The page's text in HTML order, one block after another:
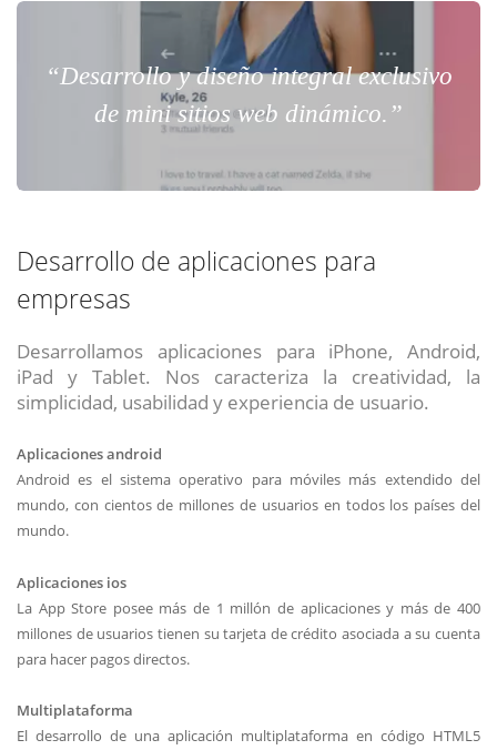
“Desarrollo y diseño integral exclusivo
de mini sitios web dinámico.”
Desarrollo de aplicaciones para
empresas
Desarrollamos aplicaciones para iPhone, Android,
iPad y Tablet. Nos caracteriza la creatividad, la
simplicidad, usabilidad y experiencia de usuario.
Aplicaciones android
Android es el sistema operativo para móviles más extendido del
mundo, con cientos de millones de usuarios en todos los países del
mundo.
Aplicaciones ios
La App Store posee más de 1 millón de aplicaciones y más de 400
millones de usuarios tienen su tarjeta de crédito asociada a su cuenta
para hacer pagos directos.
Multiplataforma
El desarrollo de una aplicación multiplataforma en código HTML5